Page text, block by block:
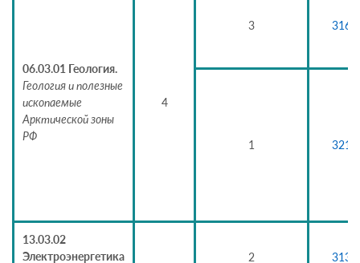
06.03.01 Геология.
Геология и полезные
ископаемые
Арктической зоны
РФ
4
3
1
13.03.02
Электроэнергетика
2